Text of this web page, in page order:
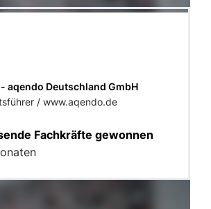
aqendo Deutschland GmbH
/ www.aqendo.de
Fachkräfte gewonnen